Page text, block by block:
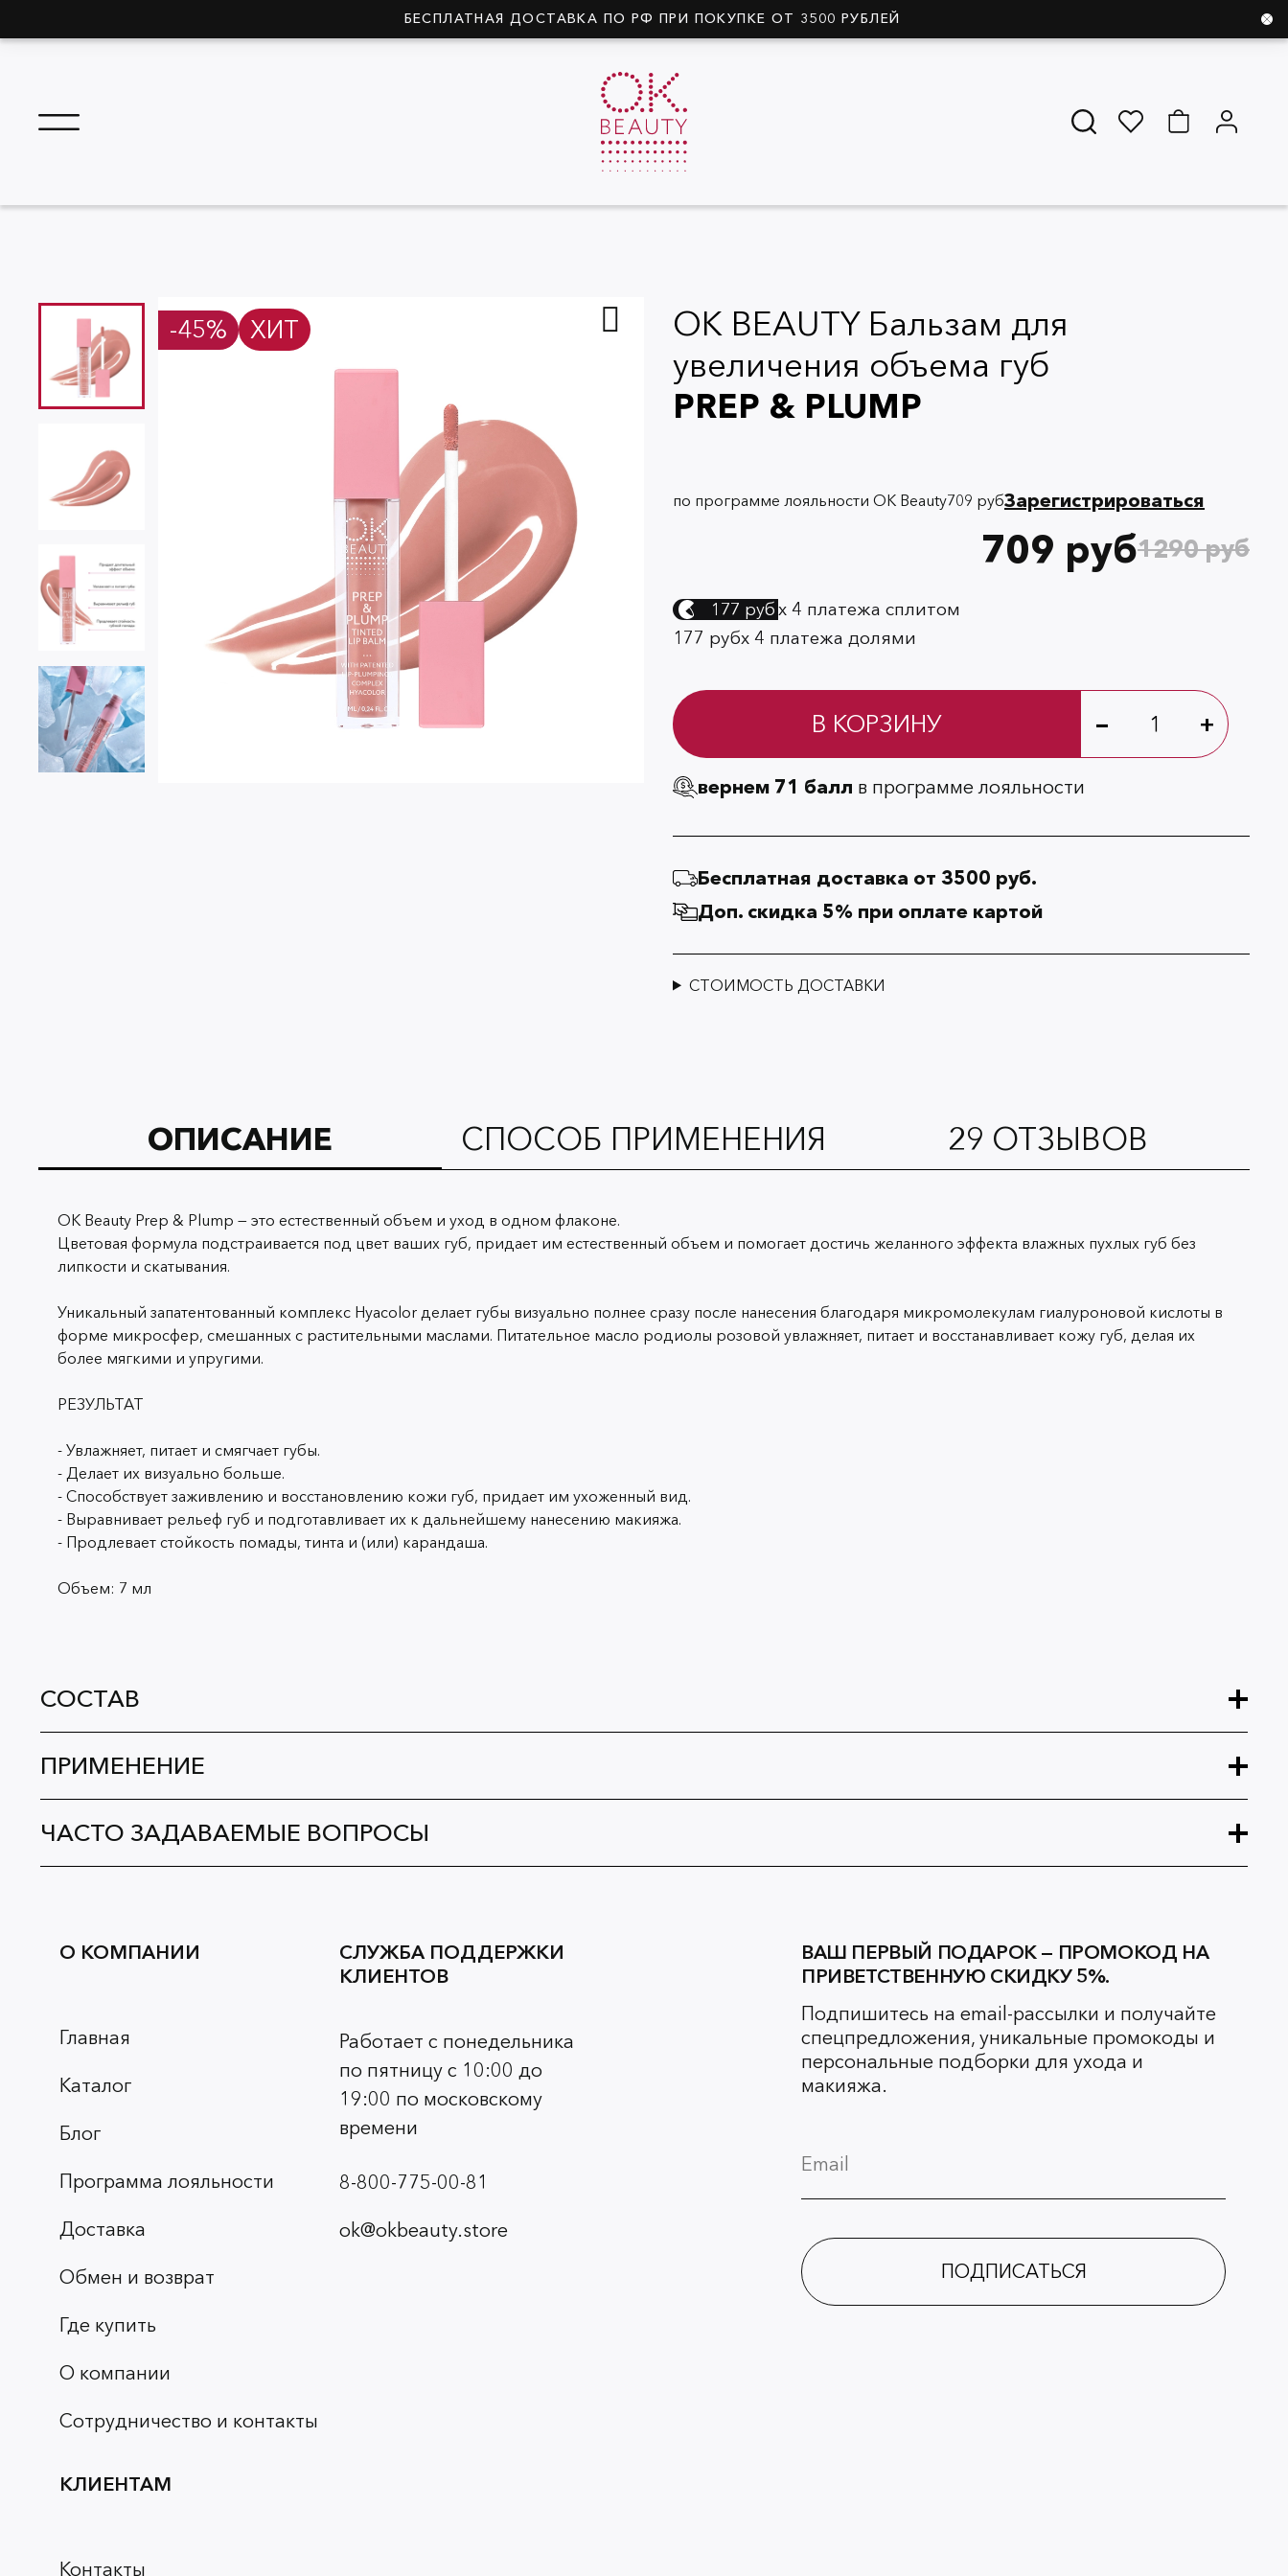
БЕСПЛАТНАЯ ДОСТАВКА ПО РФ ПРИ ПОКУПКЕ ОТ 3500 РУБЛЕЙ
-45% ХИТ
OK BEAUTY Бальзам для
увеличения объема губ
PREP & PLUMP
по программе лояльности OK Beauty709 рубЗарегистрироваться
1290 руб
709 руб
177 рубх 4 платежа сплитом
177 рубх 4 платежа долями
В КОРЗИНУ - +
вернем 71 балл в программе лояльности
Бесплатная доставка от 3500 руб.
Доп. скидка 5% при оплате картой
СТОИМОСТЬ ДОСТАВКИ
ОПИСАНИЕ СПОСОБ ПРИМЕНЕНИЯ 29 ОТЗЫВОВ
OK Beauty Prep & Plump — это естественный объем и уход в одном флаконе.
Цветовая формула подстраивается под цвет ваших губ, придает им естественный объем и помогает достичь желанного эффекта влажных пухлых губ без
липкости и скатывания.
Уникальный запатентованный комплекс Hyacolor делает губы визуально полнее сразу после нанесения благодаря микромолекулам гиалуроновой кислоты в
форме микросфер, смешанных с растительными маслами. Питательное масло родиолы розовой увлажняет, питает и восстанавливает кожу губ, делая их
более мягкими и упругими.
РЕЗУЛЬТАТ
- Увлажняет, питает и смягчает губы.
- Делает их визуально больше.
- Способствует заживлению и восстановлению кожи губ, придает им ухоженный вид.
- Выравнивает рельеф губ и подготавливает их к дальнейшему нанесению макияжа.
- Продлевает стойкость помады, тинта и (или) карандаша.
Объем: 7 мл
СОСТАВ
ПРИМЕНЕНИЕ
ЧАСТО ЗАДАВАЕМЫЕ ВОПРОСЫ
О КОМПАНИИ
Главная
Каталог
Блог
Программа лояльности
Доставка
Обмен и возврат
Где купить
О компании
Сотрудничество и контакты
КЛИЕНТАМ
Контакты
СЛУЖБА ПОДДЕРЖКИ
КЛИЕНТОВ
Работает с понедельника
по пятницу с 10:00 до
19:00 по московскому
времени
8-800-775-00-81
ok@okbeauty.store
ВАШ ПЕРВЫЙ ПОДАРОК — ПРОМОКОД НА
ПРИВЕТСТВЕННУЮ СКИДКУ 5%.
Подпишитесь на email-рассылки и получайте
спецпредложения, уникальные промокоды и
персональные подборки для ухода и
макияжа.
ПОДПИСАТЬСЯ